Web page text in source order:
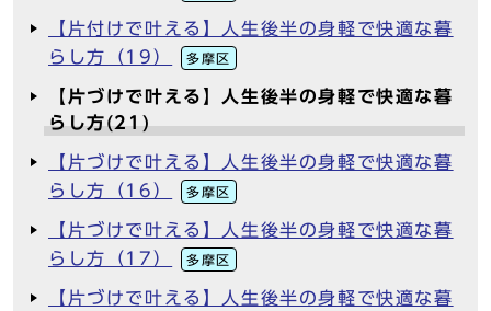
【片付けで叶える】人生後半の身軽で快適な暮
らし方（19）
多摩区
【片づけで叶える】人生後半の身軽で快適な暮
らし方(21)
【片づけで叶える】人生後半の身軽で快適な暮
らし方（16）
多摩区
【片づけで叶える】人生後半の身軽で快適な暮
らし方（17）
多摩区
【片づけで叶える】人生後半の身軽で快適な暮